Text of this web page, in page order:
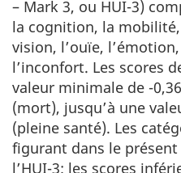
– Mark 3, ou HUI-3)
la cognition, la
vision, l’ouïe,
l’inconfort. Les scores
valeur minimale de -
(mort), jusqu’à une
(pleine santé). Les
figurant dans le
l’HUI-3; les scores